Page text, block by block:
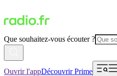
Que souhaitez-vous écouter ?
Ouvrir l'appDécouvrir Prime